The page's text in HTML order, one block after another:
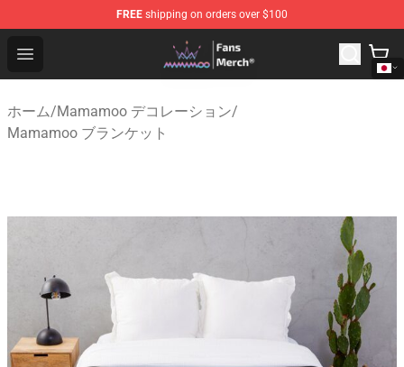
FREE shipping on orders over $100
Open menu
Mamamoo Store - Official Mamamoo Merchandise Shop
ホーム/Mamamoo デコレーション/
Mamamoo ブランケット